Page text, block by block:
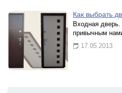
Как выбрать
Входная
привычным
17.05.2013